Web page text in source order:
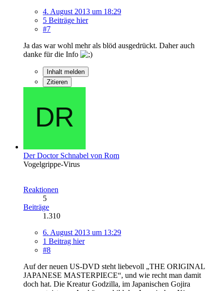
4. August 2013 um 18:29
5 Beiträge hier
#7
Ja das war wohl mehr als blöd ausgedrückt. Daher auch
danke für die Info
Inhalt melden
Zitieren
Der Doctor Schnabel von Rom
Vogelgrippe-Virus
Reaktionen
5
Beiträge
1.310
6. August 2013 um 13:29
1 Beitrag hier
#8
Auf der neuen US-DVD steht liebevoll „THE ORIGINAL
JAPANESE MASTERPIECE“, und wie recht man damit
doch hat. Die Kreatur Godzilla, im Japanischen Gojira